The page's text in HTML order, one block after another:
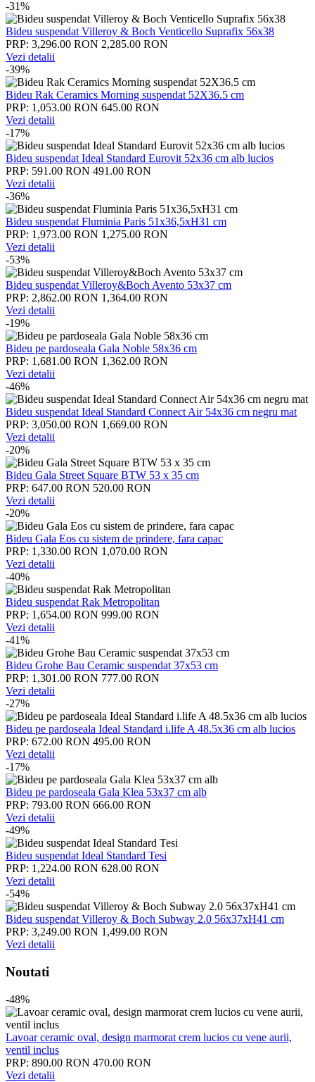
-31%
Bideu suspendat Villeroy & Boch Venticello Suprafix 56x38
PRP: 3,296.00 RON 2,285.00 RON
Vezi detalii
-39%
Bideu Rak Ceramics Morning suspendat 52X36.5 cm
PRP: 1,053.00 RON 645.00 RON
Vezi detalii
-17%
Bideu suspendat Ideal Standard Eurovit 52x36 cm alb lucios
PRP: 591.00 RON 491.00 RON
Vezi detalii
-36%
Bideu suspendat Fluminia Paris 51x36,5xH31 cm
PRP: 1,973.00 RON 1,275.00 RON
Vezi detalii
-53%
Bideu suspendat Villeroy&Boch Avento 53x37 cm
PRP: 2,862.00 RON 1,364.00 RON
Vezi detalii
-19%
Bideu pe pardoseala Gala Noble 58x36 cm
PRP: 1,681.00 RON 1,362.00 RON
Vezi detalii
-46%
Bideu suspendat Ideal Standard Connect Air 54x36 cm negru mat
PRP: 3,050.00 RON 1,669.00 RON
Vezi detalii
-20%
Bideu Gala Street Square BTW 53 x 35 cm
PRP: 647.00 RON 520.00 RON
Vezi detalii
-20%
Bideu Gala Eos cu sistem de prindere, fara capac
PRP: 1,330.00 RON 1,070.00 RON
Vezi detalii
-40%
Bideu suspendat Rak Metropolitan
PRP: 1,654.00 RON 999.00 RON
Vezi detalii
-41%
Bideu Grohe Bau Ceramic suspendat 37x53 cm
PRP: 1,301.00 RON 777.00 RON
Vezi detalii
-27%
Bideu pe pardoseala Ideal Standard i.life A 48.5x36 cm alb lucios
PRP: 672.00 RON 495.00 RON
Vezi detalii
-17%
Bideu pe pardoseala Gala Klea 53x37 cm alb
PRP: 793.00 RON 666.00 RON
Vezi detalii
-49%
Bideu suspendat Ideal Standard Tesi
PRP: 1,224.00 RON 628.00 RON
Vezi detalii
-54%
Bideu suspendat Villeroy & Boch Subway 2.0 56x37xH41 cm
PRP: 3,249.00 RON 1,499.00 RON
Vezi detalii
Noutati
-48%
Lavoar ceramic oval, design marmorat crem lucios cu vene aurii,
ventil inclus
PRP: 890.00 RON 470.00 RON
Vezi detalii